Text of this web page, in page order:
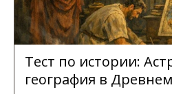
Тест по истории:
география в